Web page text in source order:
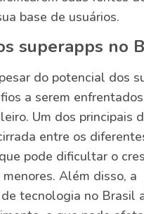
base de usuários.
superapps no
do potencial dos
a serem
Um dos principais
entre os
pode dificultar o
Além disso, a
tecnologia no Brasil